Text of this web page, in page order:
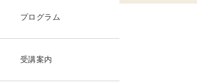
プログラム
受講案内